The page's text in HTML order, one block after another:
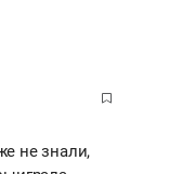
не знали,